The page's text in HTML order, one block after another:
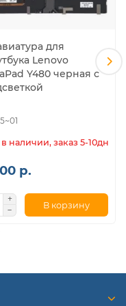
для
Lenovo
Y480 черная с
в наличии, заказ 5-10дн.
р.
В корзину